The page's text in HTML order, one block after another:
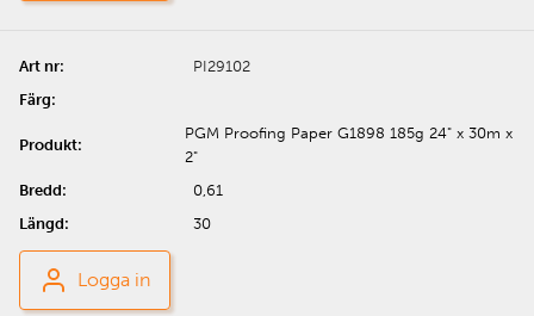
PI29102
PGM Proofing Paper G1898 185g 24" x 30m x
2"
0,61
30
Logga in